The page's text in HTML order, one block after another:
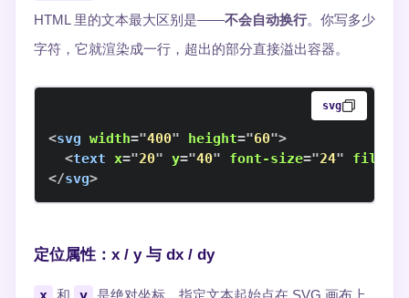
HTML 里的文本最大区别是——不会自动换行。你写多少
字符，它就渲染成一行，超出的部分直接溢出容器。
svg
<svg width="400" height="60">
<text x="20" y="40" font-size="24" fill
</svg>
定位属性：x / y 与 dx / dy
和
是绝对坐标，指定文本起始点在 SVG 画布上